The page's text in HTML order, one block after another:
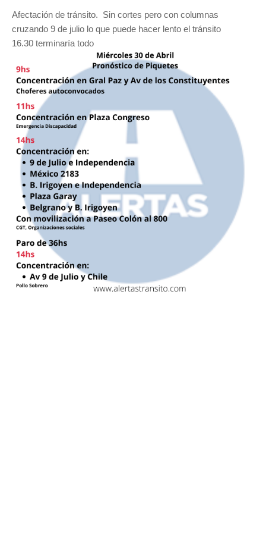
Afectación de tránsito. Sin cortes pero con columnas
cruzando 9 de julio lo que puede hacer lento el tránsito
16.30 terminaría todo